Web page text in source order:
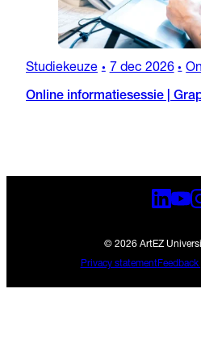
Studiekeuze • 7 dec 2026 •
Online informatiesessie |
© 2026 ArtEZ
Privacy statementFeedback